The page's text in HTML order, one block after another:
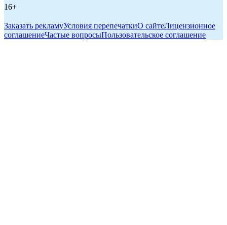
16+
Заказать рекламуУсловия перепечаткиО сайтеЛицензионное
соглашениеЧастые вопросыПользовательское соглашение